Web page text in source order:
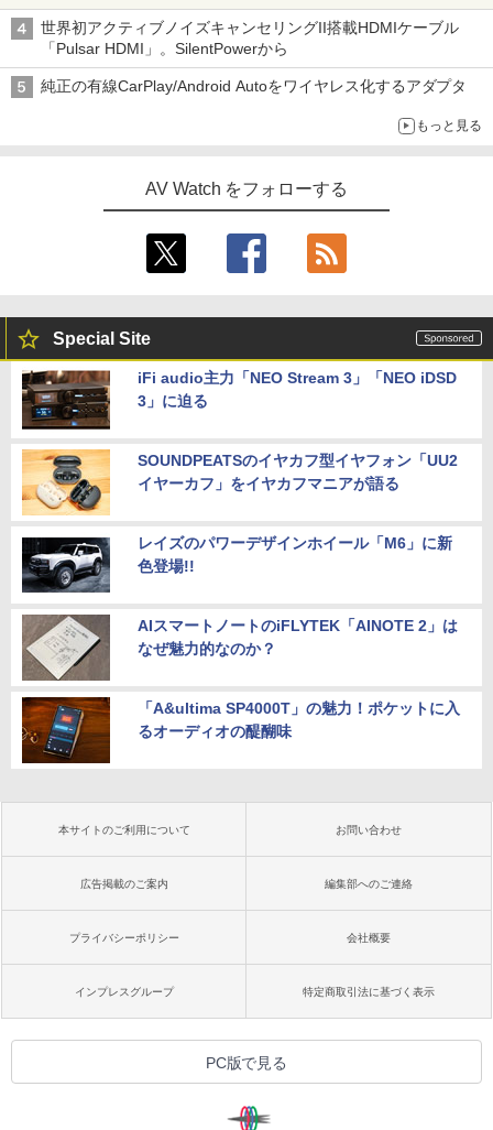
世界初アクティブノイズキャンセリングII搭載HDMIケーブル
「Pulsar HDMI」。SilentPowerから
純正の有線CarPlay/Android Autoをワイヤレス化するアダプタ
もっと見る
AV Watch をフォローする
Special Site
iFi audio主力「NEO Stream 3」「NEO iDSD
3」に迫る
SOUNDPEATSのイヤカフ型イヤフォン「UU2
イヤーカフ」をイヤカフマニアが語る
レイズのパワーデザインホイール「M6」に新
色登場!!
AIスマートノートのiFLYTEK「AINOTE 2」は
なぜ魅力的なのか？
「A&ultima SP4000T」の魅力！ポケットに入
るオーディオの醍醐味
本サイトのご利用について お問い合わせ
広告掲載のご案内 編集部へのご連絡
プライバシーポリシー 会社概要
インプレスグループ 特定商取引法に基づく表示
PC版で見る